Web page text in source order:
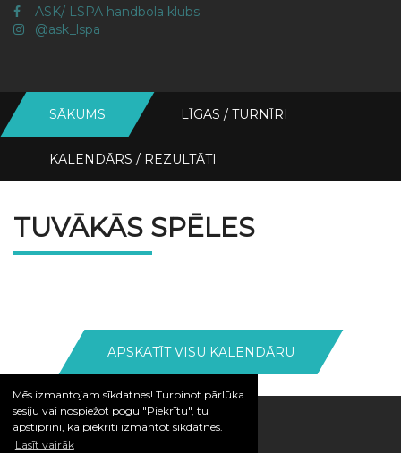
Mēs izmantojam sīkdatnes! Turpinot pārlūka
sesiju vai nospiežot pogu "Piekrītu", tu
apstiprini, ka piekrīti izmantot sīkdatnes.
Lasīt vairāk
ASK/ LSPA handbola klubs
@ask_lspa
SĀKUMS LĪGAS / TURNĪRI
KALENDĀRS / REZULTĀTI
TUVĀKĀS SPĒLES
APSKATĪT VISU KALENDĀRU